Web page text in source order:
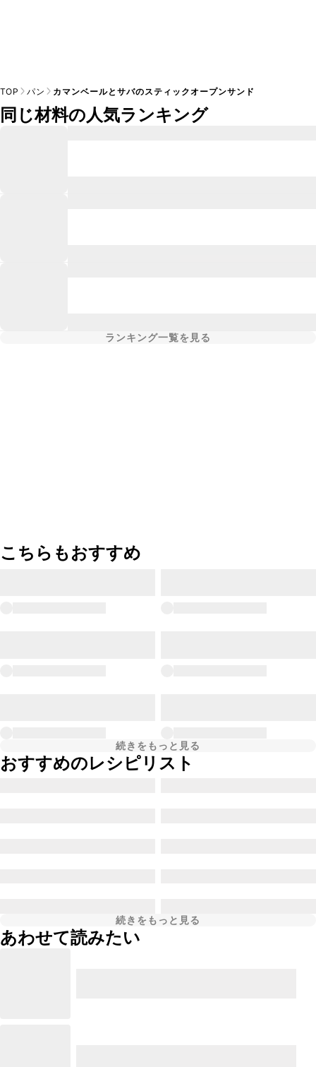
TOP パン カマンベールとサバのスティックオープンサンド
同じ材料の人気ランキング
ランキング一覧を見る
こちらもおすすめ
続きをもっと見る
おすすめのレシピリスト
続きをもっと見る
あわせて読みたい